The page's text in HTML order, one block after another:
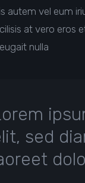
autem vel eum
at vero eros
nulla
sed